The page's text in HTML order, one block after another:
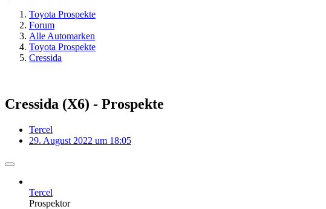
Toyota Prospekte
Forum
Alle Automarken
Toyota Prospekte
Cressida
Cressida (X6) - Prospekte
Tercel
29. August 2022 um 18:05
Tercel
Prospektor